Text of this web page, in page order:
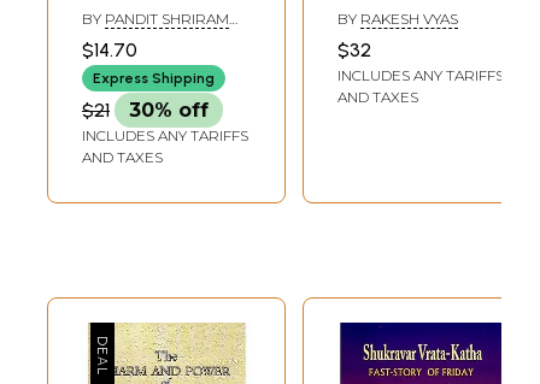
Power (Mother of
Brilliant Talent)
BY PANDIT SHRIRAM
SHARMA ACHARYA
$14.70
Express Shipping
$21 30% off
INCLUDES ANY TARIFFS
AND TAXES
ज्ञान, त्याग, देशभक्ति की
प्रतिमूर्ति भारतीय नारी)-
Great Mother
Power of India
Knowledge,
BY RAKESH VYAS
$32
INCLUDES ANY TARIFFS
AND TAXES